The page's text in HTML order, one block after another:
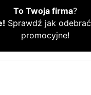
To Twoja firma?
Sprawdź jak
promocyjne!